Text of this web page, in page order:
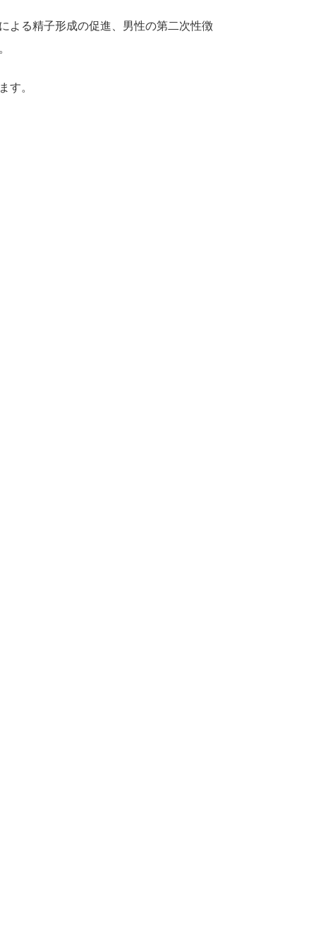
よる精子形成の促進、男性の第二次性徴
す。